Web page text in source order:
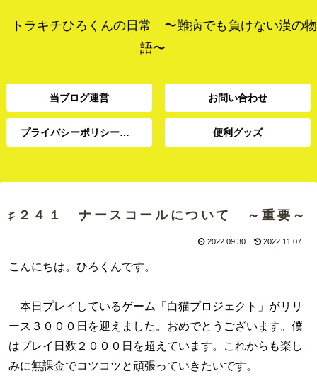
トラキチひろくんの日常 〜難病でも負けない漢の物
語〜
当ブログ運営 お問い合わせ
プライバシーポリシー、免責事項 便利グッズ
♯２４１ ナースコールについて ～重要～
2022.09.30 2022.11.07
こんにちは。ひろくんです。
本日プレイしているゲーム「白猫プロジェクト」がリリ
ース３０００日を迎えました。おめでとうございます。僕
はプレイ日数２０００日を超えています。これからも楽し
みに無課金でコツコツと頑張っていきたいです。